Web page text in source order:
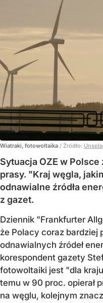
Wiatraki, fotowoltaika / Źródło:
Sytuacja OZE w
prasy. "Kraj węgla,
odnawialne źródła
z gazet.
Dziennik "Frankfurter
że Polacy coraz bardziej
odnawialnych źródeł
korespondent gazety
fotowoltaiki jest "dla
temu w 90 proc. opierał
na węglu, kolejnym